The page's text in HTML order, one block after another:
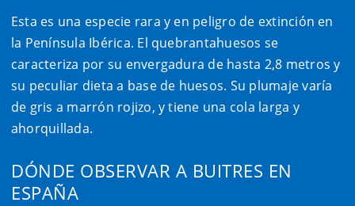
Esta es una especie rara y en peligro de extinción en
la Península Ibérica. El quebrantahuesos se
caracteriza por su envergadura de hasta 2,8 metros y
su peculiar dieta a base de huesos. Su plumaje varía
de gris a marrón rojizo, y tiene una cola larga y
ahorquillada.
DÓNDE OBSERVAR A BUITRES EN
ESPAÑA